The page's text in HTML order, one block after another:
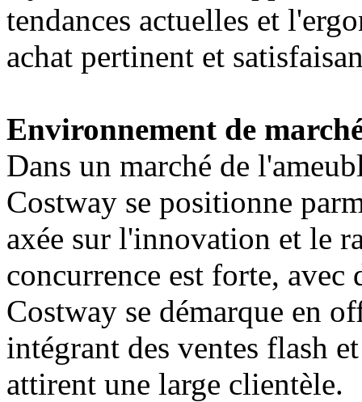
tendances actuelles et
achat pertinent et
Environnement de
Dans un marché de
Costway se positionne
axée sur l'innovation et le
concurrence est forte, avec
Costway se démarque en
intégrant des ventes flash
attirent une large clientèle.